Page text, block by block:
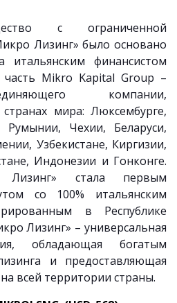
с ограниченной
Лизинг» было основано
итальянским финансистом
Mikro Kapital Group –
компании,
мира: Люксембурге,
Чехии, Беларуси,
Узбекистане, Киргизии,
Индонезии и Гонконге.
стала первым
со 100% итальянским
в Республике
Лизинг» – универсальная
обладающая богатым
и предоставляющая
всей территории страны.